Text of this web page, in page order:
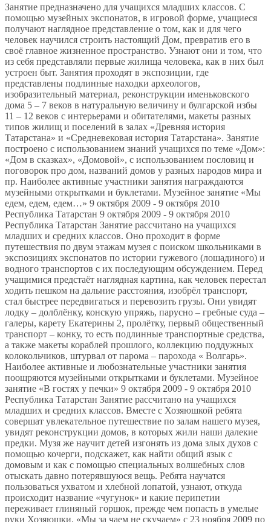
Занятие предназначено для учащихся младших классов. С
помощью музейных экспонатов, в игровой форме, учащиеся
получают наглядное представление о том, как и для чего
человек научился строить настоящий Дом, превратив его в
своё главное жизненное пространство. Узнают они и том, что
из себя представляли первые жилища человека, как в них был
устроен быт. Занятия проходят в экспозиции, где
представлены подлинные находки археологов,
изобразительный материал, реконструкции именьковского
дома 5 – 7 веков в натуральную величину и булгарской избы
11 – 12 веков с интерьерами и обитателями, макеты разных
типов жилищ и поселений в залах «Древняя история
Татарстана» и «Средневековая история Татарстана». Занятие
построено с использованием знаний учащихся по теме «Дом»:
«Дом в сказках», «Домовой», с использованием пословиц и
поговорок про дом, названий домов у разных народов мира и
пр. Наиболее активные участники занятия награждаются
музейными открытками и буклетами. Музейное занятие «Мы
едем, едем, едем…» 9 октября 2009 - 9 октября 2010
Республика Татарстан 9 октября 2009 - 9 октября 2010
Республика Татарстан Занятие рассчитано на учащихся
младших и средних классов. Оно проходит в форме
путешествия по двум этажам музея с поиском школьниками в
экспозициях экспонатов по истории гужевого (лошадиного) и
водного транспортов с их последующим обсуждением. Перед
учащимися предстаёт наглядная картина, как человек перестал
ходить пешком на дальние расстояния, изобрёл транспорт,
стал быстрее передвигаться и перевозить грузы. Они увидят
лодку – долблёнку, конскую упряжь, парусно – гребные суда –
галеры, карету Екатерины 2, пролётку, первый общественный
транспорт – конку, то есть подлинные транспортные средства,
а также макеты кораблей прошлого, коллекцию поддужных
колокольчиков, штурвал от парома – парохода « Волгарь».
Наиболее активные и любознательные участники занятия
поощряются музейными открытками и буклетами. Музейное
занятие «В гостях у печки» 9 октября 2009 - 9 октября 2010
Республика Татарстан Занятие рассчитано на учащихся
младших и средних классов. Вместе с Хозяюшкой ребята
совершат увлекательное путешествие по залам нашего музея,
увидят реконструкции домов, в которых жили наши далекие
предки. Музя же научит детей изгонять из дома злых духов с
помощью кочерги, подскажет, как найти общий язык с
домовым и как с помощью специальных волшебных слов
отыскать давно потерявшуюся вещь. Ребята научатся
пользоваться ухватом и хлебной лопатой, узнают, откуда
происходит название «чугунок» и какие перипетии
переживает глиняный горшок, прежде чем попасть в умелые
руки Хозяюшки. «Мы за чаем не скучаем» c 23 ноября 2009 по